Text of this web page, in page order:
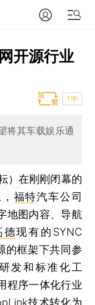
开源行业
T中
将其车载娱乐通
）在刚刚闭幕的
福特汽车公司
地图内容、导航
德现有的SYNC
的框架下共同参
发和标准化工
程序一体化行业
技术转化为